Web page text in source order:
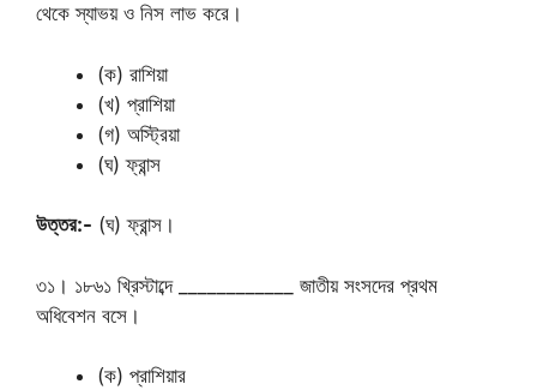
থেকে স্যাভয় ও নিস লাভ করে।
(ক) রাশিয়া
(খ) প্রাশিয়া
(গ) অস্ট্রিয়া
(ঘ) ফ্রান্স
উত্তর:- (ঘ) ফ্রান্স।
৩১। ১৮৬১ খ্রিস্টাব্দে ____________ জাতীয় সংসদের প্রথম
অধিবেশন বসে।
(ক) প্রাশিয়ার